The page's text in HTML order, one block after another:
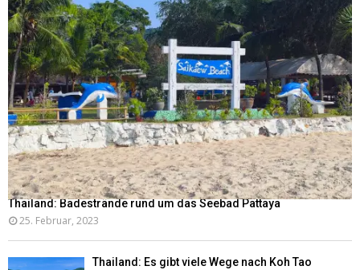
Thailand: Badestrände rund um das Seebad Pattaya
25. Februar, 2023
Thailand: Es gibt viele Wege nach Koh Tao